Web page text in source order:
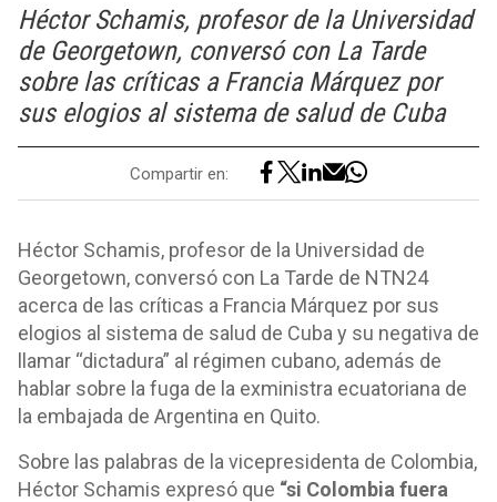
Héctor Schamis, profesor de la Universidad
de Georgetown, conversó con La Tarde
sobre las críticas a Francia Márquez por
sus elogios al sistema de salud de Cuba
Compartir en:
Héctor Schamis, profesor de la Universidad de
Georgetown, conversó con La Tarde de NTN24
acerca de las críticas a Francia Márquez por sus
elogios al sistema de salud de Cuba y su negativa de
llamar “dictadura” al régimen cubano, además de
hablar sobre la fuga de la exministra ecuatoriana de
la embajada de Argentina en Quito.
Sobre las palabras de la vicepresidenta de Colombia,
Héctor Schamis expresó que “si Colombia fuera